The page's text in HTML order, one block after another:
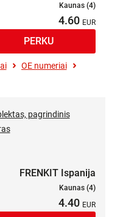
Kaunas (4)
4.60
OE numeriai
pagrindinis
FRENKIT Ispanija
Kaunas (4)
4.40